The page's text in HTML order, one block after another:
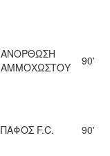
ΑΝΟΡΘΩΣΗ
ΑΜΜΟΧΩΣΤΟΥ
90'
ΠΑΦΟΣ F.C. 90'